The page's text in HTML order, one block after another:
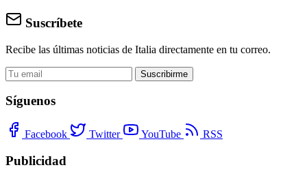
Suscríbete
Recibe las últimas noticias de Italia directamente en tu correo.
Suscribirme
Síguenos
Facebook Twitter YouTube RSS
Publicidad